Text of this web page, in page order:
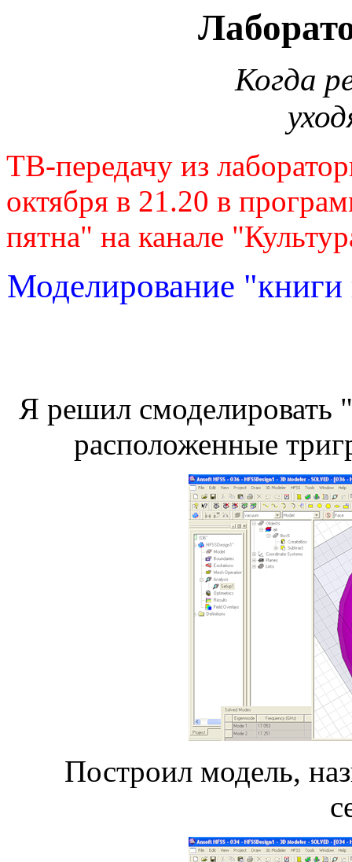
Когда
ТВ-передачу из
октября в 21.20 в
пятна" на канале
Моделирование
Я решил смоделировать
расположенные
Построил модель,